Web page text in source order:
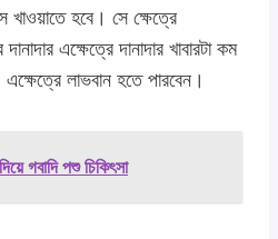
খাওয়াতে হবে। সে ক্ষেত্রে
এক্ষেত্রে দানাদার খাবারটা কম
লাভবান হতে পারবেন।
গবাদি পশু চিকিৎসা